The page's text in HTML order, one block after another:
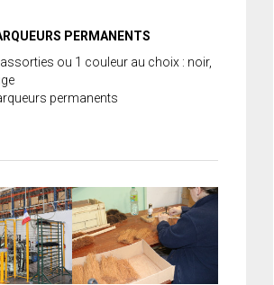
PERMANENTS
ou 1 couleur au choix : noir,
permanents